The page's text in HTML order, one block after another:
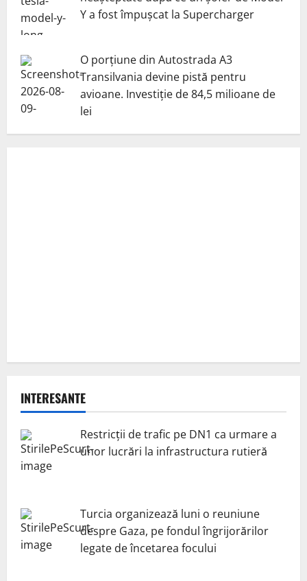
Y a fost împușcat la Supercharger
O porțiune din Autostrada A3
Transilvania devine pistă pentru
avioane. Investiție de 84,5 milioane de
lei
INTERESANTE
Restricții de trafic pe DN1 ca urmare a
unor lucrări la infrastructura rutieră
Turcia organizează luni o reuniune
despre Gaza, pe fondul îngrijorărilor
legate de încetarea focului